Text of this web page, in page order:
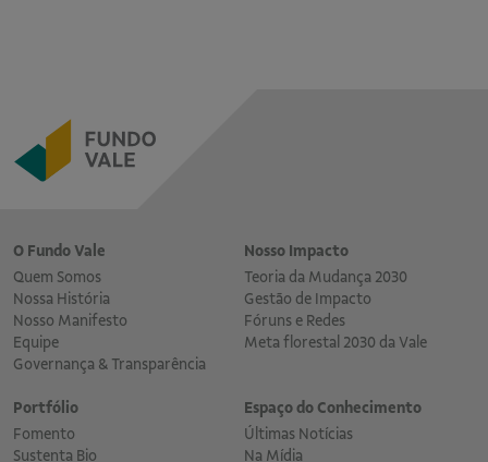
O Fundo Vale
Quem Somos
Nossa História
Nosso Manifesto
Equipe
Governança & Transparência
Nosso Impacto
Teoria da Mudança 2030
Gestão de Impacto
Fóruns e Redes
Meta florestal 2030 da Vale
Portfólio
Fomento
Sustenta Bio
Espaço do Conhecimento
Últimas Notícias
Na Mídia